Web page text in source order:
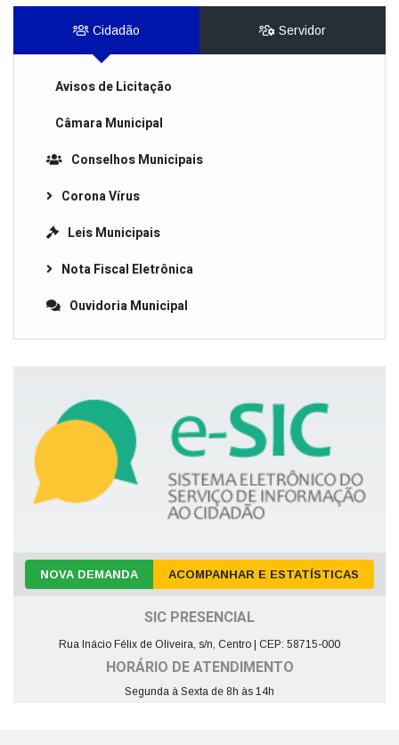
Cidadão Servidor
Avisos de Licitação
Câmara Municipal
Conselhos Municipais
Corona Vírus
Leis Municipais
Nota Fiscal Eletrônica
Ouvidoria Municipal
NOVA DEMANDA ACOMPANHAR E ESTATÍSTICAS
SIC PRESENCIAL
Rua Inácio Félix de Oliveira, s/n, Centro | CEP: 58715-000
HORÁRIO DE ATENDIMENTO
Segunda à Sexta de 8h às 14h